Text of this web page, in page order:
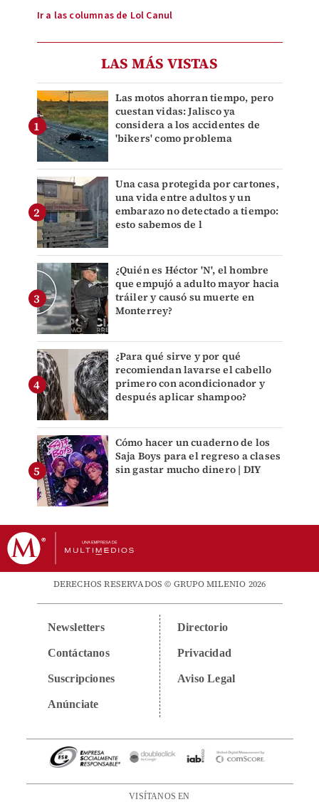
Ir a las columnas de Lol Canul
LAS MÁS VISTAS
Las motos ahorran tiempo, pero
cuestan vidas: Jalisco ya
considera a los accidentes de
'bikers' como problema
Una casa protegida por cartones,
una vida entre adultos y un
embarazo no detectado a tiempo:
esto sabemos de l
¿Quién es Héctor 'N', el hombre
que empujó a adulto mayor hacia
tráiler y causó su muerte en
Monterrey?
¿Para qué sirve y por qué
recomiendan lavarse el cabello
primero con acondicionador y
después aplicar shampoo?
Cómo hacer un cuaderno de los
Saja Boys para el regreso a clases
sin gastar mucho dinero | DIY
DERECHOS RESERVADOS © GRUPO MILENIO 2026
Newsletters
Contáctanos
Suscripciones
Anúnciate
Directorio
Privacidad
Aviso Legal
VISÍTANOS EN